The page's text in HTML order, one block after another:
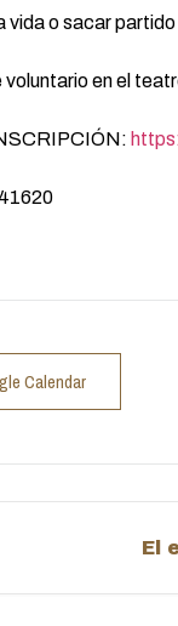
vida o sacar
en el
Calendar
El